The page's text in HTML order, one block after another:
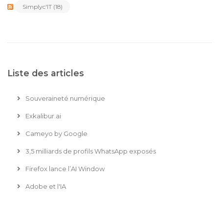
Simplyc'IT (18)
Liste des articles
Souveraineté numérique
Exkalibur.ai
Cameyo by Google
3,5 milliards de profils WhatsApp exposés
Firefox lance l’AI Window
Adobe et l'IA